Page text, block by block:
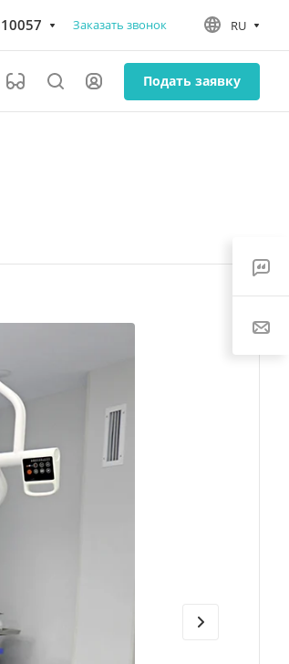
Заказать звонок RU
Подать заявку